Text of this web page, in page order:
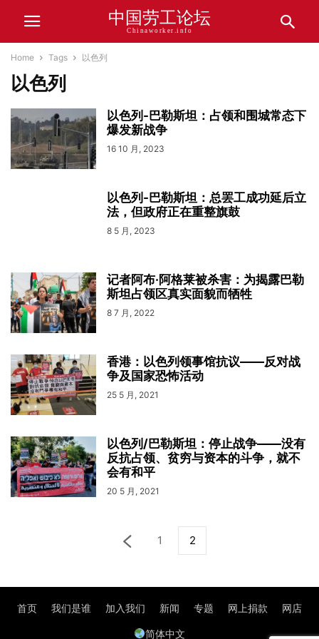
中国劳工论坛
Chinaworker.info
Home Tags 以色列
以色列
以色列-巴勒斯坦：占领和围城常态下
爆发新战争
16 10 月, 2023
以色列-巴勒斯坦：总罢工成功延后立
法，但政府正在重整旗鼓
8 5 月, 2023
记者阿布·阿格莱被杀害：为揭露巴勒
斯坦占领区真实面貌而牺牲
8 7 月, 2022
香港：以色列领事馆抗议——反对战
争及国家恐怖活动
25 5 月, 2021
以色列/巴勒斯坦：停止战争——没有
反抗占领、贫穷与资本的斗争，就不
会有和平
20 5 月, 2021
1 2
首页 我们是谁 加入我们 新闻 专题 网上捐款 网店
简体中文